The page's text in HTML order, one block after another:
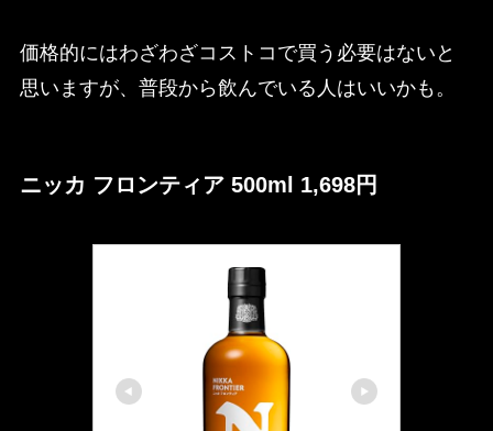
価格的にはわざわざコストコで買う必要はないと
思いますが、普段から飲んでいる人はいいかも。
ニッカ フロンティア 500ml 1,698円